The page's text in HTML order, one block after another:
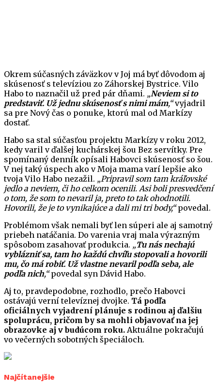
Okrem súčasných záväzkov v Joj má byť dôvodom aj
skúsenosť s televíziou zo Záhorskej Bystrice. Vilo
Habo to naznačil už pred pár dňami. „Neviem si to
predstaviť. Už jednu skúsenosť s nimi mám,“vyjadril
sa pre Nový čas o ponuke, ktorú mal od Markízy
dostať.
Habo sa stal súčasťou projektu Markízy v roku 2012,
kedy varil v ďalšej kuchárskej šou Bez servítky. Pre
spomínaný denník opísali Habovci skúsenosť so šou.
V nej taký úspech ako v Moja mama varí lepšie ako
tvoja Vilo Habo nezažil. „Pripravil som tam kráľovské
jedlo a neviem, či ho celkom ocenili. Asi boli presvedčení
o tom, že som to nevaril ja, preto to tak ohodnotili.
Hovorili, že je to vynikajúce a dali mi tri body,“povedal.
Problémom však nemali byť len súperi ale aj samotný
priebeh natáčania. Do varenia vraj mala výrazným
spôsobom zasahovať produkcia. „Tu nás nechajú
vyblázniť sa, tam ho každú chvíľu stopovali a hovorili
mu, čo má robiť. Už vlastne nevaril podľa seba, ale
podľa nich,“povedal syn Dávid Habo.
Aj to, pravdepodobne, rozhodlo, prečo Habovci
ostávajú verní televíznej dvojke. Tá podľa
oficiálnych vyjadrení plánuje s rodinou aj ďalšiu
spoluprácu, pričom by sa mohli objavovať na jej
obrazovke aj v budúcom roku. Aktuálne pokračujú
vo večerných sobotných špeciáloch.
Najčítanejšie